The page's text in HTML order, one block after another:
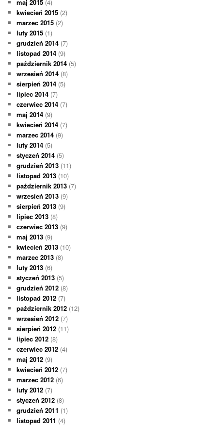
maj 2015 (4)
kwiecień 2015 (2)
marzec 2015 (2)
luty 2015 (1)
grudzień 2014 (7)
listopad 2014 (9)
październik 2014 (5)
wrzesień 2014 (8)
sierpień 2014 (5)
lipiec 2014 (7)
czerwiec 2014 (7)
maj 2014 (9)
kwiecień 2014 (7)
marzec 2014 (9)
luty 2014 (5)
styczeń 2014 (5)
grudzień 2013 (11)
listopad 2013 (10)
październik 2013 (7)
wrzesień 2013 (9)
sierpień 2013 (9)
lipiec 2013 (8)
czerwiec 2013 (9)
maj 2013 (9)
kwiecień 2013 (10)
marzec 2013 (8)
luty 2013 (6)
styczeń 2013 (5)
grudzień 2012 (8)
listopad 2012 (7)
październik 2012 (12)
wrzesień 2012 (7)
sierpień 2012 (11)
lipiec 2012 (8)
czerwiec 2012 (4)
maj 2012 (9)
kwiecień 2012 (7)
marzec 2012 (6)
luty 2012 (7)
styczeń 2012 (8)
grudzień 2011 (1)
listopad 2011 (4)